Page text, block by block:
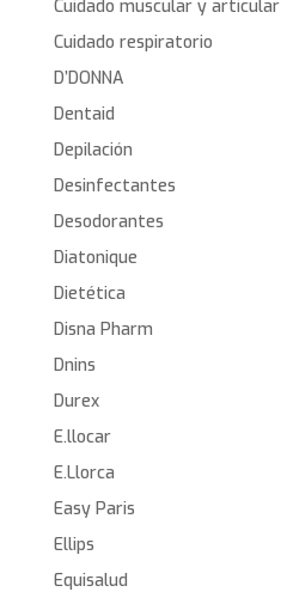
Cuidado muscular y articular
Cuidado respiratorio
D’DONNA
Dentaid
Depilación
Desinfectantes
Desodorantes
Diatonique
Dietética
Disna Pharm
Dnins
Durex
E.llocar
E.Llorca
Easy Paris
Ellips
Equisalud